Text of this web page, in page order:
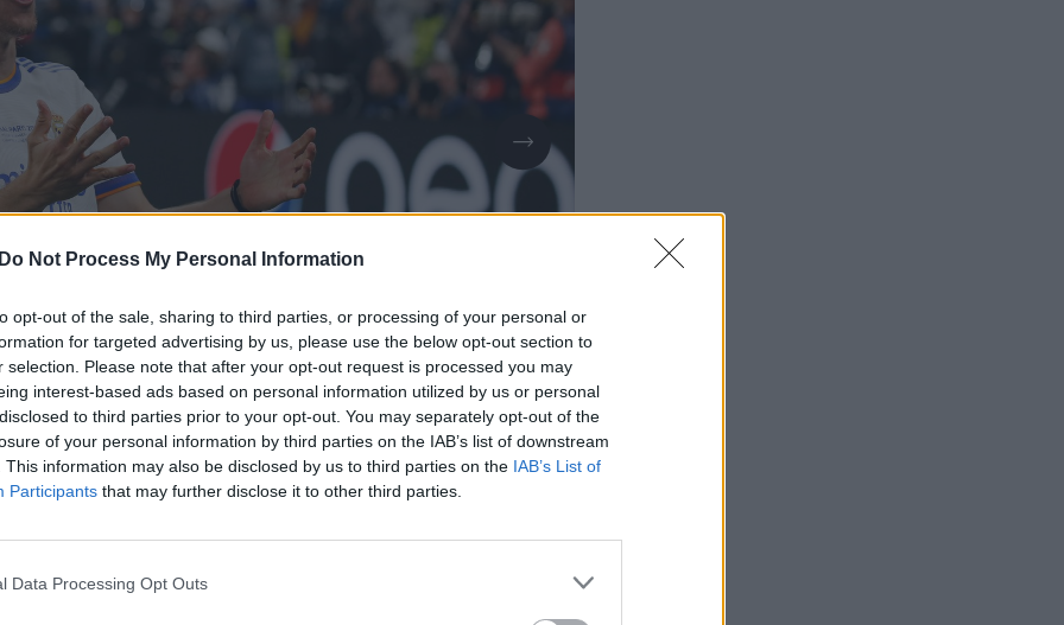
Do Not Process My Personal Information
opt-out of the sale, sharing to third parties, or processing of your personal or
for targeted advertising by us, please use the below opt-out section to
selection. Please note that after your opt-out request is processed you may
interest-based ads based on personal information utilized by us or personal
to third parties prior to your opt-out. You may separately opt-out of the
of your personal information by third parties on the IAB’s list of downstream
This information may also be disclosed by us to third parties on the IAB’s List of
Participants that may further disclose it to other third parties.
Data Processing Opt Outs
Daugiau nuotraukų (1)
iš Saudo Arabijos, tačiau nesusiviliojo